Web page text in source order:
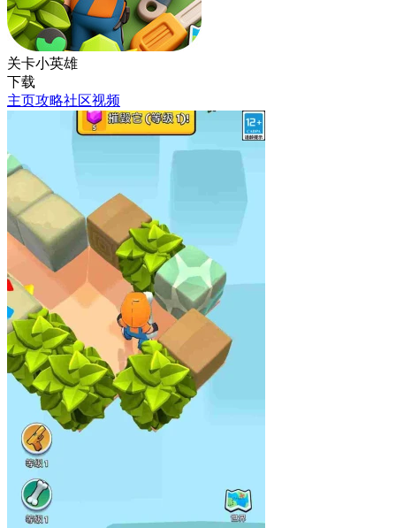
关卡小英雄
下载
主页攻略社区视频